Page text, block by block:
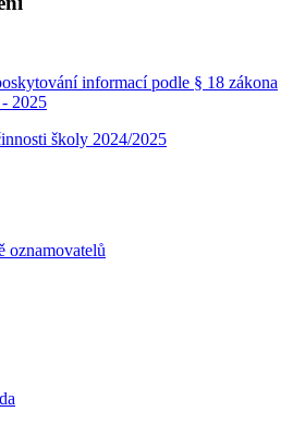
informací podle § 18 zákona
2025
školy 2024/2025
oznamovatelů